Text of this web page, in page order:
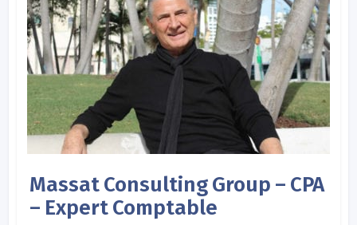
Massat Consulting Group – CPA
– Expert Comptable